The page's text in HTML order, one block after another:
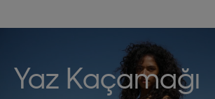
Yaz Kaçamağı